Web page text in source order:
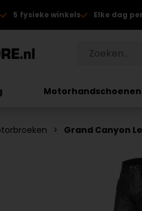
5 fysieke winkels Elke dag
Motorhandschoenen
Grand Canyon